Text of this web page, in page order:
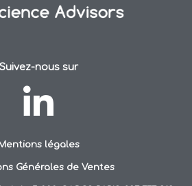
Suivez-nous sur
légales
Générales de Ventes